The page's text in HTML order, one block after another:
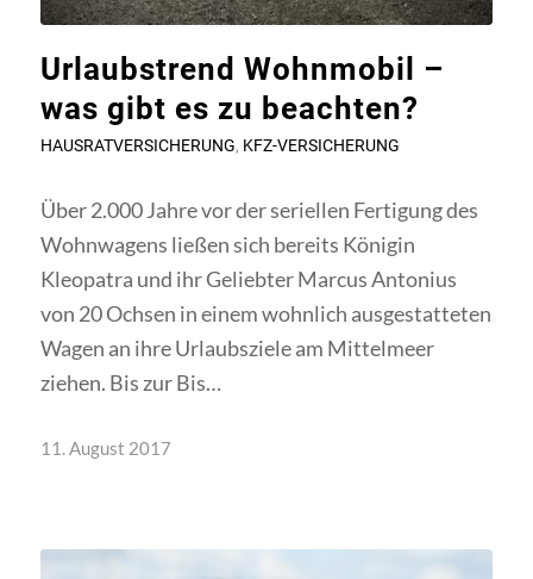
Urlaubstrend Wohnmobil –
was gibt es zu beachten?
HAUSRATVERSICHERUNG, KFZ-VERSICHERUNG
Über 2.000 Jahre vor der seriellen Fertigung des
Wohnwagens ließen sich bereits Königin
Kleopatra und ihr Geliebter Marcus Antonius
von 20 Ochsen in einem wohnlich ausgestatteten
Wagen an ihre Urlaubsziele am Mittelmeer
ziehen. Bis zur Bis…
11. August 2017